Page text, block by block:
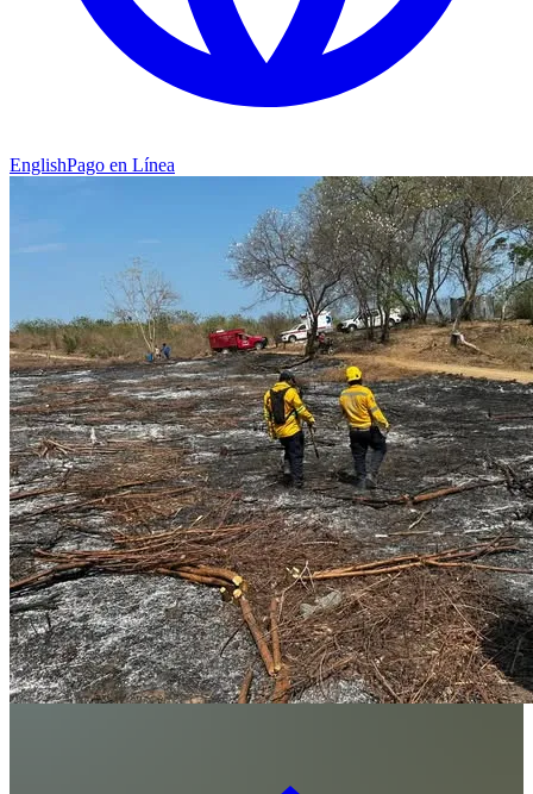
EnglishPago en Línea